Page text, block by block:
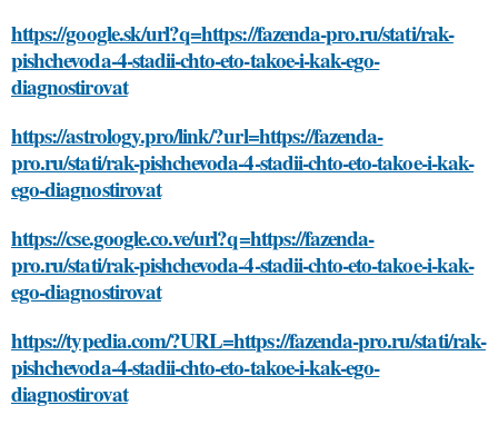
https://google.sk/url?q=https://fazenda-pro.ru/stati/rak-
pishchevoda-4-stadii-chto-eto-takoe-i-kak-ego-
diagnostirovat
https://astrology.pro/link/?url=https://fazenda-
pro.ru/stati/rak-pishchevoda-4-stadii-chto-eto-takoe-i-kak-
ego-diagnostirovat
https://cse.google.co.ve/url?q=https://fazenda-
pro.ru/stati/rak-pishchevoda-4-stadii-chto-eto-takoe-i-kak-
ego-diagnostirovat
https://typedia.com/?URL=https://fazenda-pro.ru/stati/rak-
pishchevoda-4-stadii-chto-eto-takoe-i-kak-ego-
diagnostirovat